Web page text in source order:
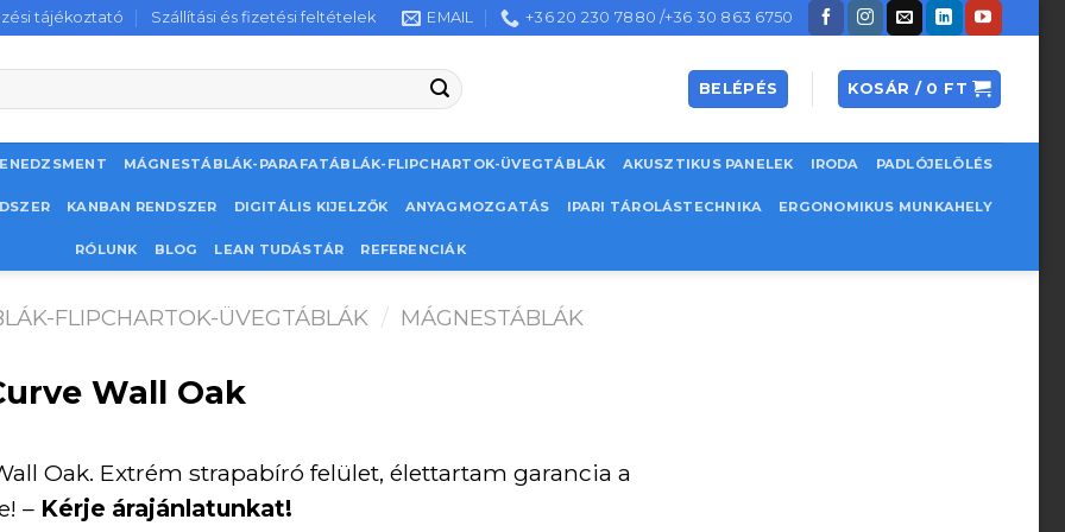
tájékoztató Szállítási és fizetési feltételek EMAIL +36 20 230 7880 /+36 30 863 6750
BELÉPÉS KOSÁR / 0 FT
MÁGNESTÁBLÁK-PARAFATÁBLÁK-FLIPCHARTOK-ÜVEGTÁBLÁK AKUSZTIKUS PANELEK IRODA PADLÓJELÖLÉS
KANBAN RENDSZER DIGITÁLIS KIJELZŐK ANYAGMOZGATÁS IPARI TÁROLÁSTECHNIKA ERGONOMIKUS MUNKAHELY
RÓLUNK BLOG LEAN TUDÁSTÁR REFERENCIÁK
FLIPCHARTOK-ÜVEGTÁBLÁK / MÁGNESTÁBLÁK
Wall Oak
Oak. Extrém strapabíró felület, élettartam garancia a
– Kérje árajánlatunkat!